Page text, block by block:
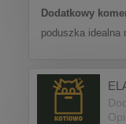
Dodatkowy
poduszka idealna